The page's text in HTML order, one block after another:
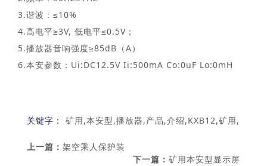
3.谐波：≤10%
4.高电平≥3V, 低电平≤0.5V；
5.播放器音响强度≥85dB（A）
6.本安参数：Ui:DC12.5V Ii:500mA Co:0uF Lo:0mH
关键字： 矿用,本安型,播放器,产品,介绍,KXB12,矿用,
上一篇： 架空乘人保护装
下一篇： 矿用本安型显示屏